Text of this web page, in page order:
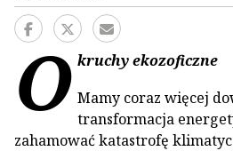
O kruchy ekozoficzne
Mamy coraz więcej
transformacja
zahamować katastrofę